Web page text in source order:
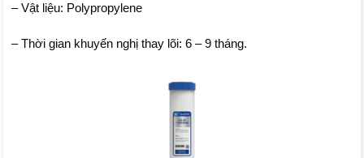
– Vật liệu: Polypropylene
– Thời gian khuyến nghị thay lõi: 6 – 9 tháng.